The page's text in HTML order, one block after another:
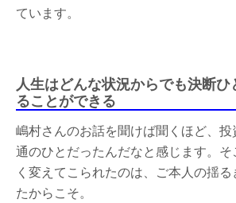
ています。
人生はどんな状況からでも決断
ることができる
嶋村さんのお話を聞けば聞くほど、
通のひとだったんだなと感じます。そ
く変えてこられたのは、ご本人の揺
たからこそ。